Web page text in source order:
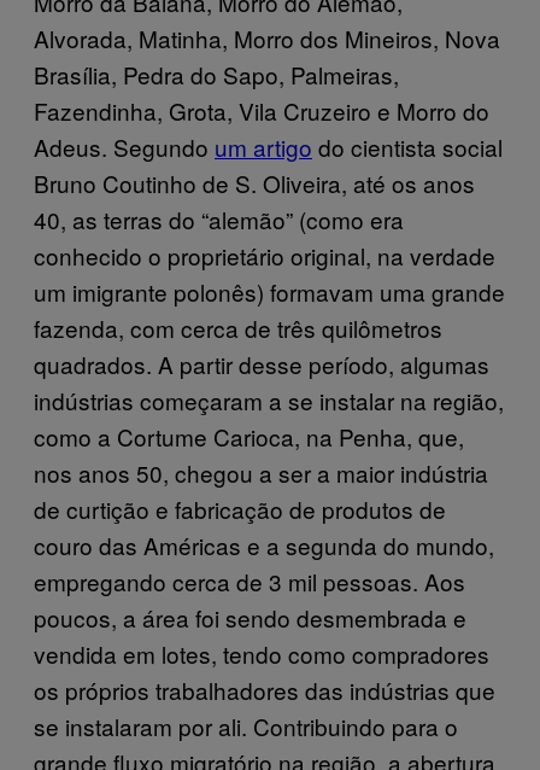
Alvorada, Matinha, Morro dos Mineiros, Nova
Brasília, Pedra do Sapo, Palmeiras,
Fazendinha, Grota, Vila Cruzeiro e Morro do
Adeus. Segundo um artigo do cientista social
Bruno Coutinho de S. Oliveira, até os anos
40, as terras do “alemão” (como era
conhecido o proprietário original, na verdade
um imigrante polonês) formavam uma grande
fazenda, com cerca de três quilômetros
quadrados. A partir desse período, algumas
indústrias começaram a se instalar na região,
como a Cortume Carioca, na Penha, que,
nos anos 50, chegou a ser a maior indústria
de curtição e fabricação de produtos de
couro das Américas e a segunda do mundo,
empregando cerca de 3 mil pessoas. Aos
poucos, a área foi sendo desmembrada e
vendida em lotes, tendo como compradores
os próprios trabalhadores das indústrias que
se instalaram por ali. Contribuindo para o
grande fluxo migratório na região, a abertura